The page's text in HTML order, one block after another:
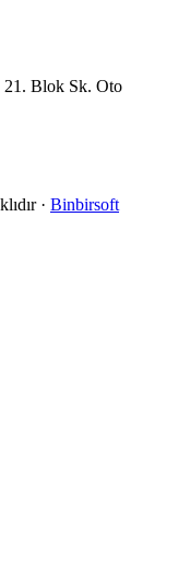
21. Blok Sk. Oto
· Binbirsoft